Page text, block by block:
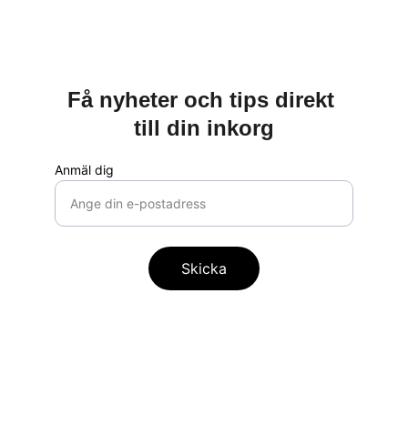
Få nyheter och tips direkt
till din inkorg
Anmäl dig
Skicka